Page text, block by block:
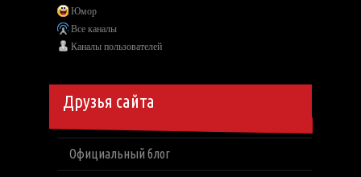
Юмор
Все каналы
Каналы пользователей
Друзья сайта
Официальный блог